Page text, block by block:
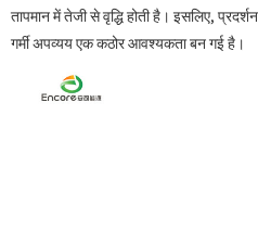
तापमान में तेजी से वृद्धि होती है। इसलिए,
गर्मी अपव्यय एक कठोर आवश्यकता बन गई है।